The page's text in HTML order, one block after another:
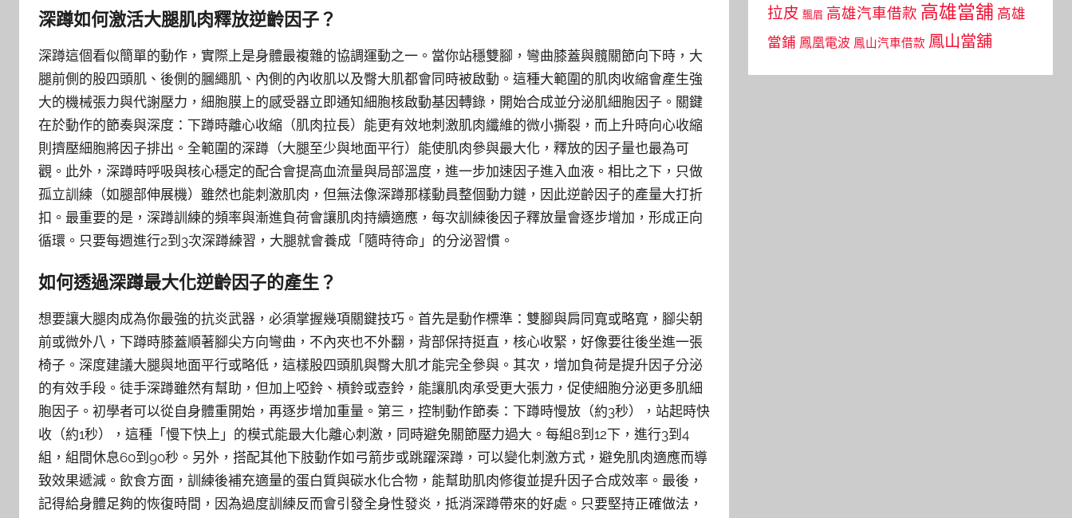
深蹲如何激活大腿肌肉釋放逆齡因子？
深蹲這個看似簡單的動作，實際上是身體最複雜的協調運動之一。當你站穩雙腳，彎曲膝蓋與髖關節向下時，大
腿前側的股四頭肌、後側的膕繩肌、內側的內收肌以及臀大肌都會同時被啟動。這種大範圍的肌肉收縮會產生強
大的機械張力與代謝壓力，細胞膜上的感受器立即通知細胞核啟動基因轉錄，開始合成並分泌肌細胞因子。關鍵
在於動作的節奏與深度：下蹲時離心收縮（肌肉拉長）能更有效地刺激肌肉纖維的微小撕裂，而上升時向心收縮
則擠壓細胞將因子排出。全範圍的深蹲（大腿至少與地面平行）能使肌肉參與最大化，釋放的因子量也最為可
觀。此外，深蹲時呼吸與核心穩定的配合會提高血流量與局部溫度，進一步加速因子進入血液。相比之下，只做
孤立訓練（如腿部伸展機）雖然也能刺激肌肉，但無法像深蹲那樣動員整個動力鏈，因此逆齡因子的產量大打折
扣。最重要的是，深蹲訓練的頻率與漸進負荷會讓肌肉持續適應，每次訓練後因子釋放量會逐步增加，形成正向
循環。只要每週進行2到3次深蹲練習，大腿就會養成「隨時待命」的分泌習慣。
如何透過深蹲最大化逆齡因子的產生？
想要讓大腿肉成為你最強的抗炎武器，必須掌握幾項關鍵技巧。首先是動作標準：雙腳與肩同寬或略寬，腳尖朝
前或微外八，下蹲時膝蓋順著腳尖方向彎曲，不內夾也不外翻，背部保持挺直，核心收緊，好像要往後坐進一張
椅子。深度建議大腿與地面平行或略低，這樣股四頭肌與臀大肌才能完全參與。其次，增加負荷是提升因子分泌
的有效手段。徒手深蹲雖然有幫助，但加上啞鈴、槓鈴或壺鈴，能讓肌肉承受更大張力，促使細胞分泌更多肌細
胞因子。初學者可以從自身體重開始，再逐步增加重量。第三，控制動作節奏：下蹲時慢放（約3秒），站起時快
收（約1秒），這種「慢下快上」的模式能最大化離心刺激，同時避免關節壓力過大。每組8到12下，進行3到4
組，組間休息60到90秒。另外，搭配其他下肢動作如弓箭步或跳躍深蹲，可以變化刺激方式，避免肌肉適應而導
致效果遞減。飲食方面，訓練後補充適量的蛋白質與碳水化合物，能幫助肌肉修復並提升因子合成效率。最後，
記得給身體足夠的恢復時間，因為過度訓練反而會引發全身性發炎，抵消深蹲帶來的好處。只要堅持正確做法，
拉皮 飄眉 高雄汽車借款 高雄當舖 高雄
當鋪 鳳凰電波 鳳山汽車借款 鳳山當舖